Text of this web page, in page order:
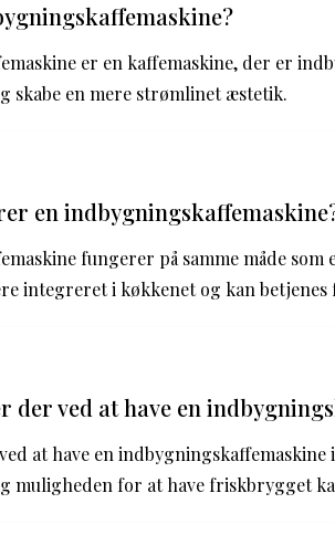
er en kaffemaskine, der er
skabe en mere strømlinet æstetik.
en
fungerer på samme måde
integreret i køkkenet og kan betjenes
der ved at have en
at have en
muligheden for at have friskbrygget